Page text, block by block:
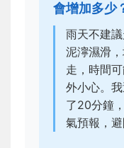
會增加多少
雨天不建
泥濘濕滑
走，時間
外小心。
了20分鐘
氣預報，避